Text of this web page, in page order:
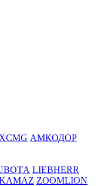
XCMG АМКОДОР
LIEBHERR
ZOOMLION